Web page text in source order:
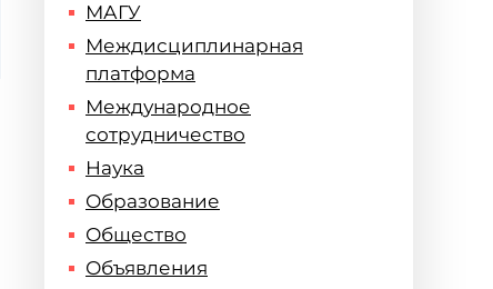
МАГУ
Междисциплинарная
платформа
Международное
сотрудничество
Наука
Образование
Общество
Объявления